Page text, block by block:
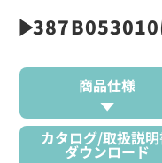
387B053010
商品仕様
カタログ/取扱説
ダウンロード